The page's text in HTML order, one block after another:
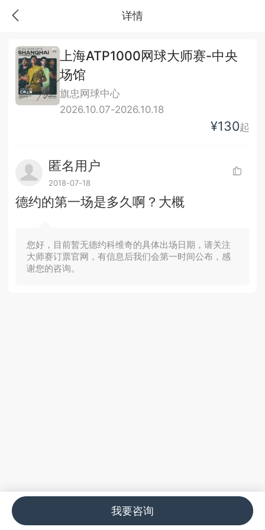
详情
上海ATP1000网球大师赛-中央
场馆
旗忠网球中心
2026.10.07-2026.10.18
¥130起
匿名用户
2018-07-18
德约的第一场是多久啊？大概
您好，目前暂无德约科维奇的具体出场日期，请关注
大师赛订票官网，有信息后我们会第一时间公布，感
谢您的咨询。
我要咨询